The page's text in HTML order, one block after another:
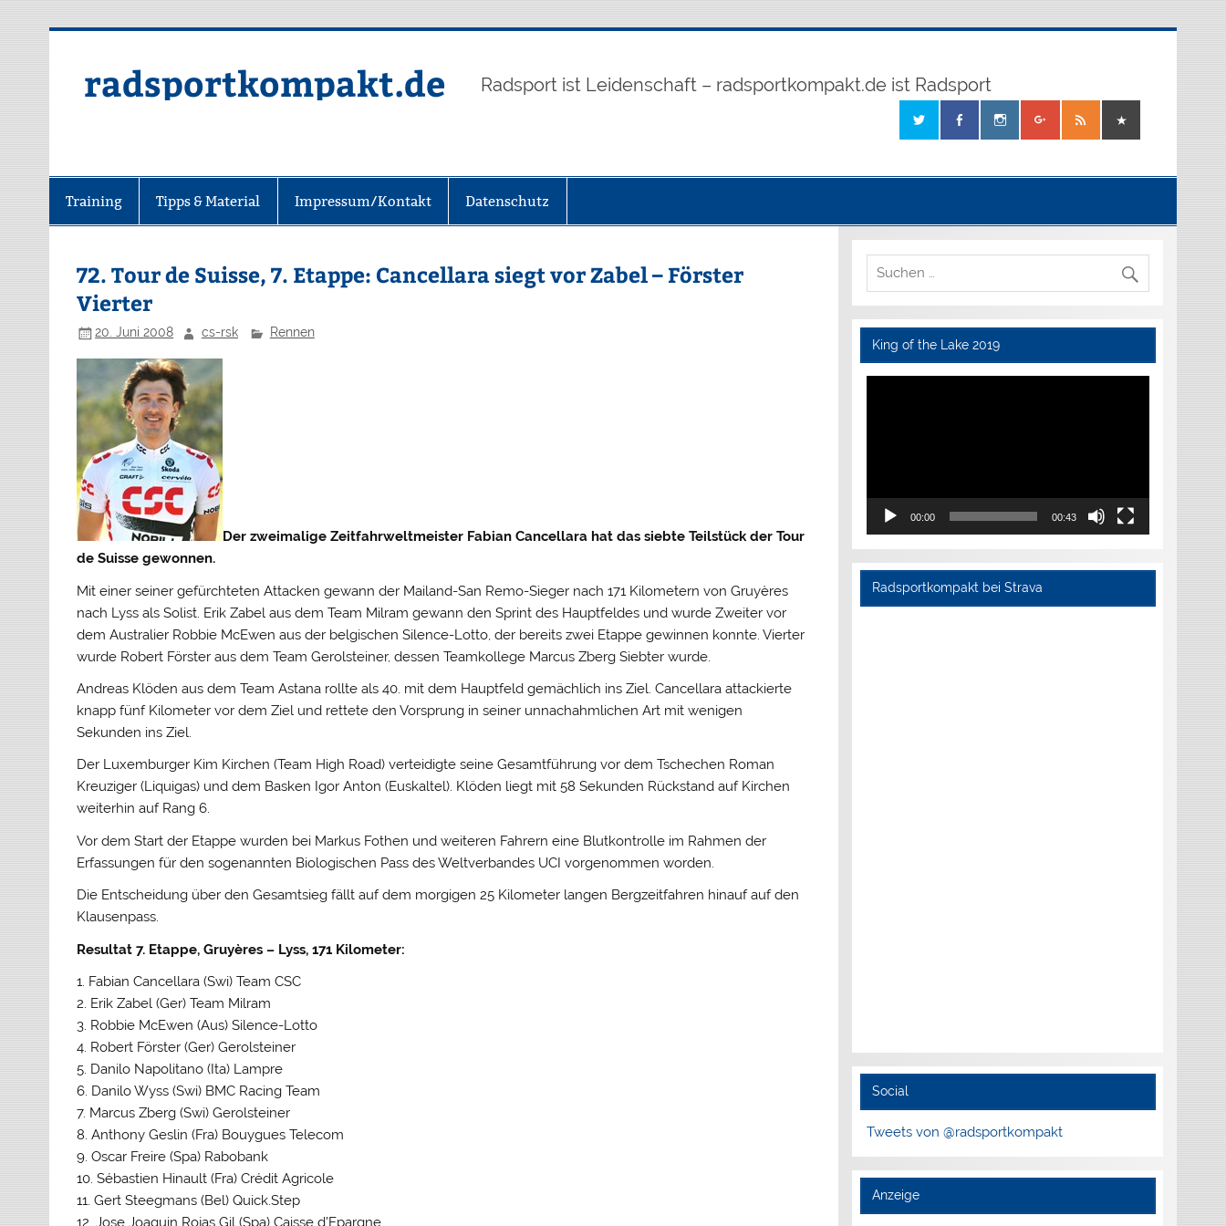
radsportkompakt.de Radsport ist Leidenschaft – radsportkompakt.de ist Radsport
Training Tipps & Material Impressum/Kontakt Datenschutz
72. Tour de Suisse, 7. Etappe: Cancellara siegt vor Zabel – Förster
Vierter
20. Juni 2008 cs-rsk Rennen
Der zweimalige Zeitfahrweltmeister Fabian Cancellara hat das siebte Teilstück der Tour
de Suisse gewonnen.
Mit einer seiner gefürchteten Attacken gewann der Mailand-San Remo-Sieger nach 171 Kilometern von Gruyères
nach Lyss als Solist. Erik Zabel aus dem Team Milram gewann den Sprint des Hauptfeldes und wurde Zweiter vor
dem Australier Robbie McEwen aus der belgischen Silence-Lotto, der bereits zwei Etappe gewinnen konnte. Vierter
wurde Robert Förster aus dem Team Gerolsteiner, dessen Teamkollege Marcus Zberg Siebter wurde.
Andreas Klöden aus dem Team Astana rollte als 40. mit dem Hauptfeld gemächlich ins Ziel. Cancellara attackierte
knapp fünf Kilometer vor dem Ziel und rettete den Vorsprung in seiner unnachahmlichen Art mit wenigen
Sekunden ins Ziel.
Der Luxemburger Kim Kirchen (Team High Road) verteidigte seine Gesamtführung vor dem Tschechen Roman
Kreuziger (Liquigas) und dem Basken Igor Anton (Euskaltel). Klöden liegt mit 58 Sekunden Rückstand auf Kirchen
weiterhin auf Rang 6.
Vor dem Start der Etappe wurden bei Markus Fothen und weiteren Fahrern eine Blutkontrolle im Rahmen der
Erfassungen für den sogenannten Biologischen Pass des Weltverbandes UCI vorgenommen worden.
Die Entscheidung über den Gesamtsieg fällt auf dem morgigen 25 Kilometer langen Bergzeitfahren hinauf auf den
Klausenpass.
Resultat 7. Etappe, Gruyères – Lyss, 171 Kilometer:
1. Fabian Cancellara (Swi) Team CSC
2. Erik Zabel (Ger) Team Milram
3. Robbie McEwen (Aus) Silence-Lotto
4. Robert Förster (Ger) Gerolsteiner
5. Danilo Napolitano (Ita) Lampre
6. Danilo Wyss (Swi) BMC Racing Team
7. Marcus Zberg (Swi) Gerolsteiner
8. Anthony Geslin (Fra) Bouygues Telecom
9. Oscar Freire (Spa) Rabobank
10. Sébastien Hinault (Fra) Crédit Agricole
11. Gert Steegmans (Bel) Quick.Step
12. Jose Joaquin Rojas Gil (Spa) Caisse d’Epargne
King of the Lake 2019
Video-
00:00 00:43
Radsportkompakt bei Strava
Social
Tweets von @radsportkompakt
Anzeige